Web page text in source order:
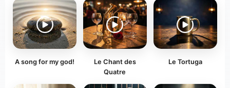
A song for my god!
Le Chant des
Quatre
Le Tortuga